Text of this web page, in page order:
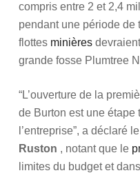
compris entre 2 et 2,4
pendant une période de
flottes minières
grande fosse Plumtree
“L’ouverture de la
de Burton est une étape
l’entreprise”, a déclaré
Ruston , notant que le
limites du budget et